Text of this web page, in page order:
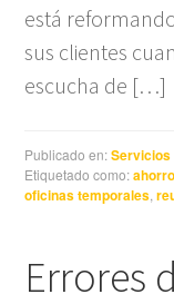
está
sus clientes
escucha de […]
Publicado en:Servicios
Etiquetado como:ahorro
oficinas temporales ,
Errores